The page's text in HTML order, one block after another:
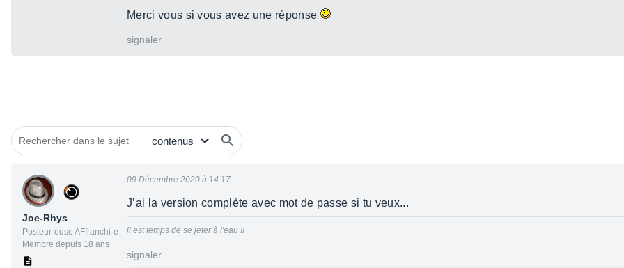
Merci vous si vous avez une réponse
signaler
Joe-Rhys
Posteur·euse AFfranchi·e
Membre depuis 18 ans
09 Décembre 2020 à 14:17
J’ai la version complète avec mot de passe si tu veux...
il est temps de se jeter à l'eau !!
signaler